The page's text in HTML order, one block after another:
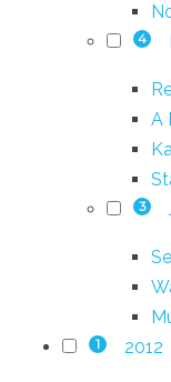
4
A
3
1 2012